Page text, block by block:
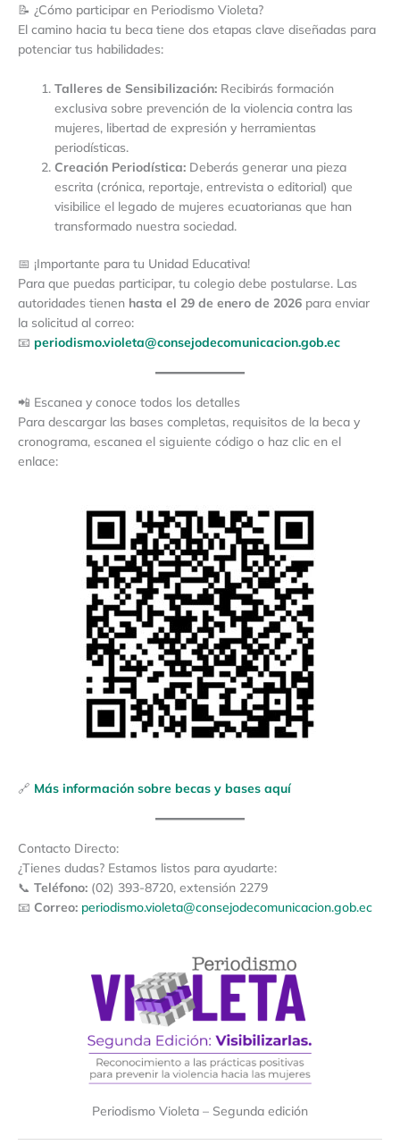
📝 ¿Cómo participar en Periodismo Violeta?
El camino hacia tu beca tiene dos etapas clave diseñadas para
potenciar tus habilidades:
Talleres de Sensibilización: Recibirás formación
exclusiva sobre prevención de la violencia contra las
mujeres, libertad de expresión y herramientas
periodísticas.
Creación Periodística: Deberás generar una pieza
escrita (crónica, reportaje, entrevista o editorial) que
visibilice el legado de mujeres ecuatorianas que han
transformado nuestra sociedad.
📅 ¡Importante para tu Unidad Educativa!
Para que puedas participar, tu colegio debe postularse. Las
autoridades tienen hasta el 29 de enero de 2026 para enviar
la solicitud al correo:
📧 periodismo.violeta@consejodecomunicacion.gob.ec
📲 Escanea y conoce todos los detalles
Para descargar las bases completas, requisitos de la beca y
cronograma, escanea el siguiente código o haz clic en el
enlace:
🔗 Más información sobre becas y bases aquí
Contacto Directo:
¿Tienes dudas? Estamos listos para ayudarte:
📞 Teléfono: (02) 393-8720, extensión 2279
📧 Correo: periodismo.violeta@consejodecomunicacion.gob.ec
Periodismo Violeta – Segunda edición